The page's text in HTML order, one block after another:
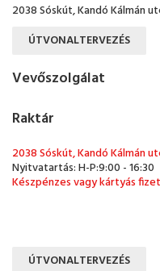
2038 Sóskút, Kandó Kálmán
ÚTVONALTERVEZÉS
Vevőszolgálat
Raktár
2038 Sóskút, Kandó Kálmán
Nyitvatartás: H-P:9:00 - 16:30
Készpénzes vagy kártyás
ÚTVONALTERVEZÉS